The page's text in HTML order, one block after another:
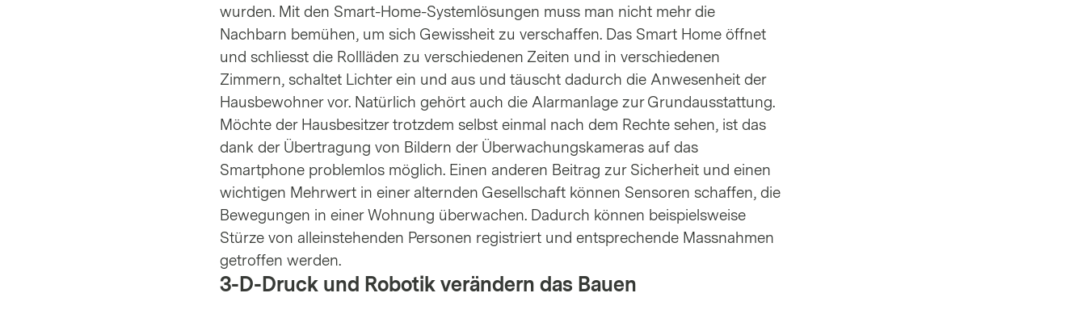
wurden. Mit den Smart-Home-Systemlösungen muss man nicht mehr die
Nachbarn bemühen, um sich Gewissheit zu verschaffen. Das Smart Home öffnet
und schliesst die Rollläden zu verschiedenen Zeiten und in verschiedenen
Zimmern, schaltet Lichter ein und aus und täuscht dadurch die Anwesenheit der
Hausbewohner vor. Natürlich gehört auch die Alarmanlage zur Grundausstattung.
Möchte der Hausbesitzer trotzdem selbst einmal nach dem Rechte sehen, ist das
dank der Übertragung von Bildern der Überwachungskameras auf das
Smartphone problemlos möglich. Einen anderen Beitrag zur Sicherheit und einen
wichtigen Mehrwert in einer alternden Gesellschaft können Sensoren schaffen, die
Bewegungen in einer Wohnung überwachen. Dadurch können beispielsweise
Stürze von alleinstehenden Personen registriert und entsprechende Massnahmen
getroffen werden.
3-D-Druck und Robotik verändern das Bauen